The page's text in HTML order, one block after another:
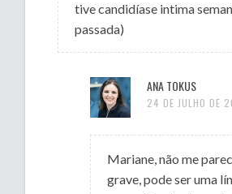
tive candidíase intima
passada)
ANA TOKUS
24 DE JULHO DE
Mariane, não me
grave, pode ser uma